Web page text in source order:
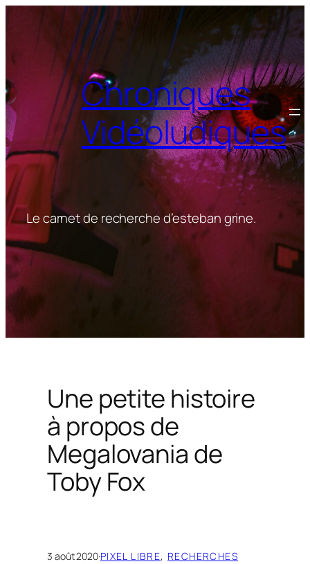
Chroniques
Vidéoludiques
Le carnet de recherche d’esteban grine.
Une petite histoire
à propos de
Megalovania de
Toby Fox
3 août 2020·PIXEL LIBRE, RECHERCHES